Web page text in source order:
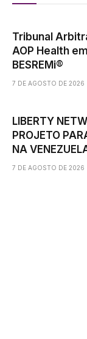
Tribunal
AOP Health
BESREMi®
7 DE AGOSTO DE 2026
LIBERTY
PROJETO
NA
7 DE AGOSTO DE 2026